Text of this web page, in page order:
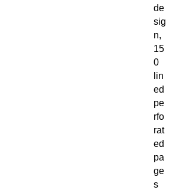
de
sig
n,
15
0
lin
ed
pe
rfo
rat
ed
pa
ge
s